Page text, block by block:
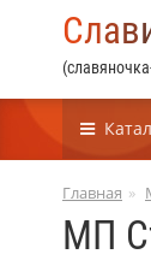
Слав
Главная
МП